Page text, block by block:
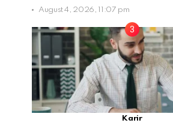
August 4, 2026, 11:07 pm
Karir